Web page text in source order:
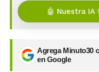
🤖 Nuestra
Agrega Minuto30
en Google